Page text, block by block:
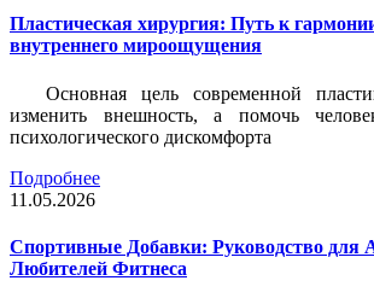
Пластическая хирургия: Путь к
внутреннего мироощущения
Основная цель современной
изменить внешность, а помочь
психологического дискомфорта
Подробнее
11.05.2026
Спортивные Добавки: Руководство для
Любителей Фитнеса